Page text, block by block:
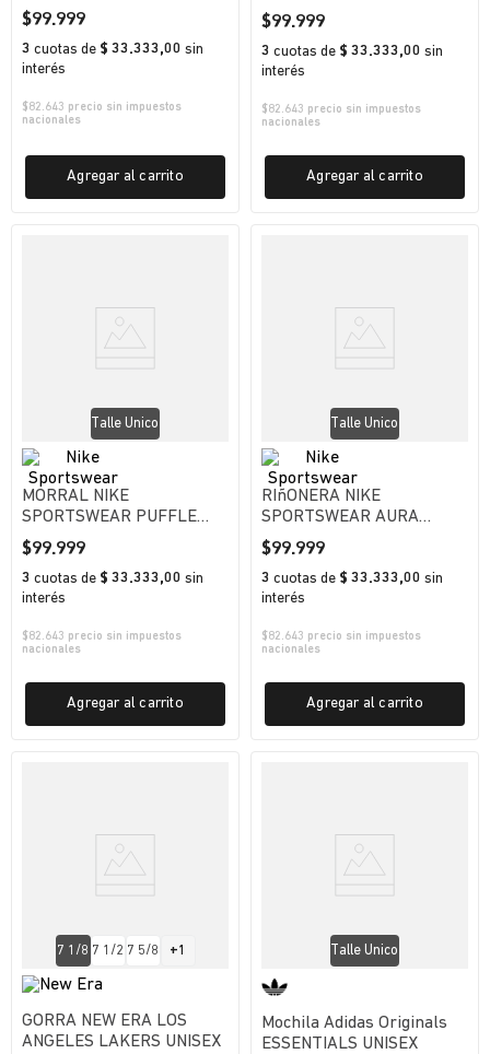
$99.999
3 cuotas de $ 33.333,00 sin
interés
$82.643 precio sin impuestos
nacionales
Agregar al carrito
TINY TOTE 3 LITROS
UNISEX
$99.999
3 cuotas de $ 33.333,00 sin
interés
$82.643 precio sin impuestos
nacionales
Agregar al carrito
Talle Unico
MORRAL NIKE
SPORTSWEAR PUFFLE
TINY TOTE UNISEX
$99.999
3 cuotas de $ 33.333,00 sin
interés
$82.643 precio sin impuestos
nacionales
Agregar al carrito
Talle Unico
RIñONERA NIKE
SPORTSWEAR AURA
UNISEX
$99.999
3 cuotas de $ 33.333,00 sin
interés
$82.643 precio sin impuestos
nacionales
Agregar al carrito
7 1/8 7 1/2 7 5/8 +1
GORRA NEW ERA LOS
ANGELES LAKERS UNISEX
Talle Unico
Mochila Adidas Originals
ESSENTIALS UNISEX